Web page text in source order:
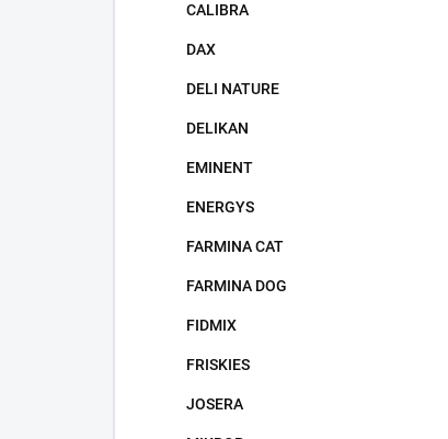
CALIBRA
DAX
DELI NATURE
DELIKAN
EMINENT
ENERGYS
FARMINA CAT
FARMINA DOG
FIDMIX
FRISKIES
JOSERA